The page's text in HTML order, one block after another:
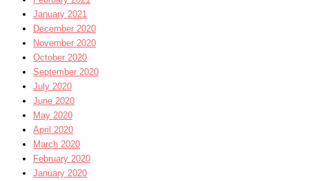
January 2021
December 2020
November 2020
October 2020
September 2020
July 2020
June 2020
May 2020
April 2020
March 2020
February 2020
January 2020